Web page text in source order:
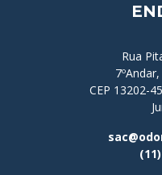
Rua
CEP 13202-